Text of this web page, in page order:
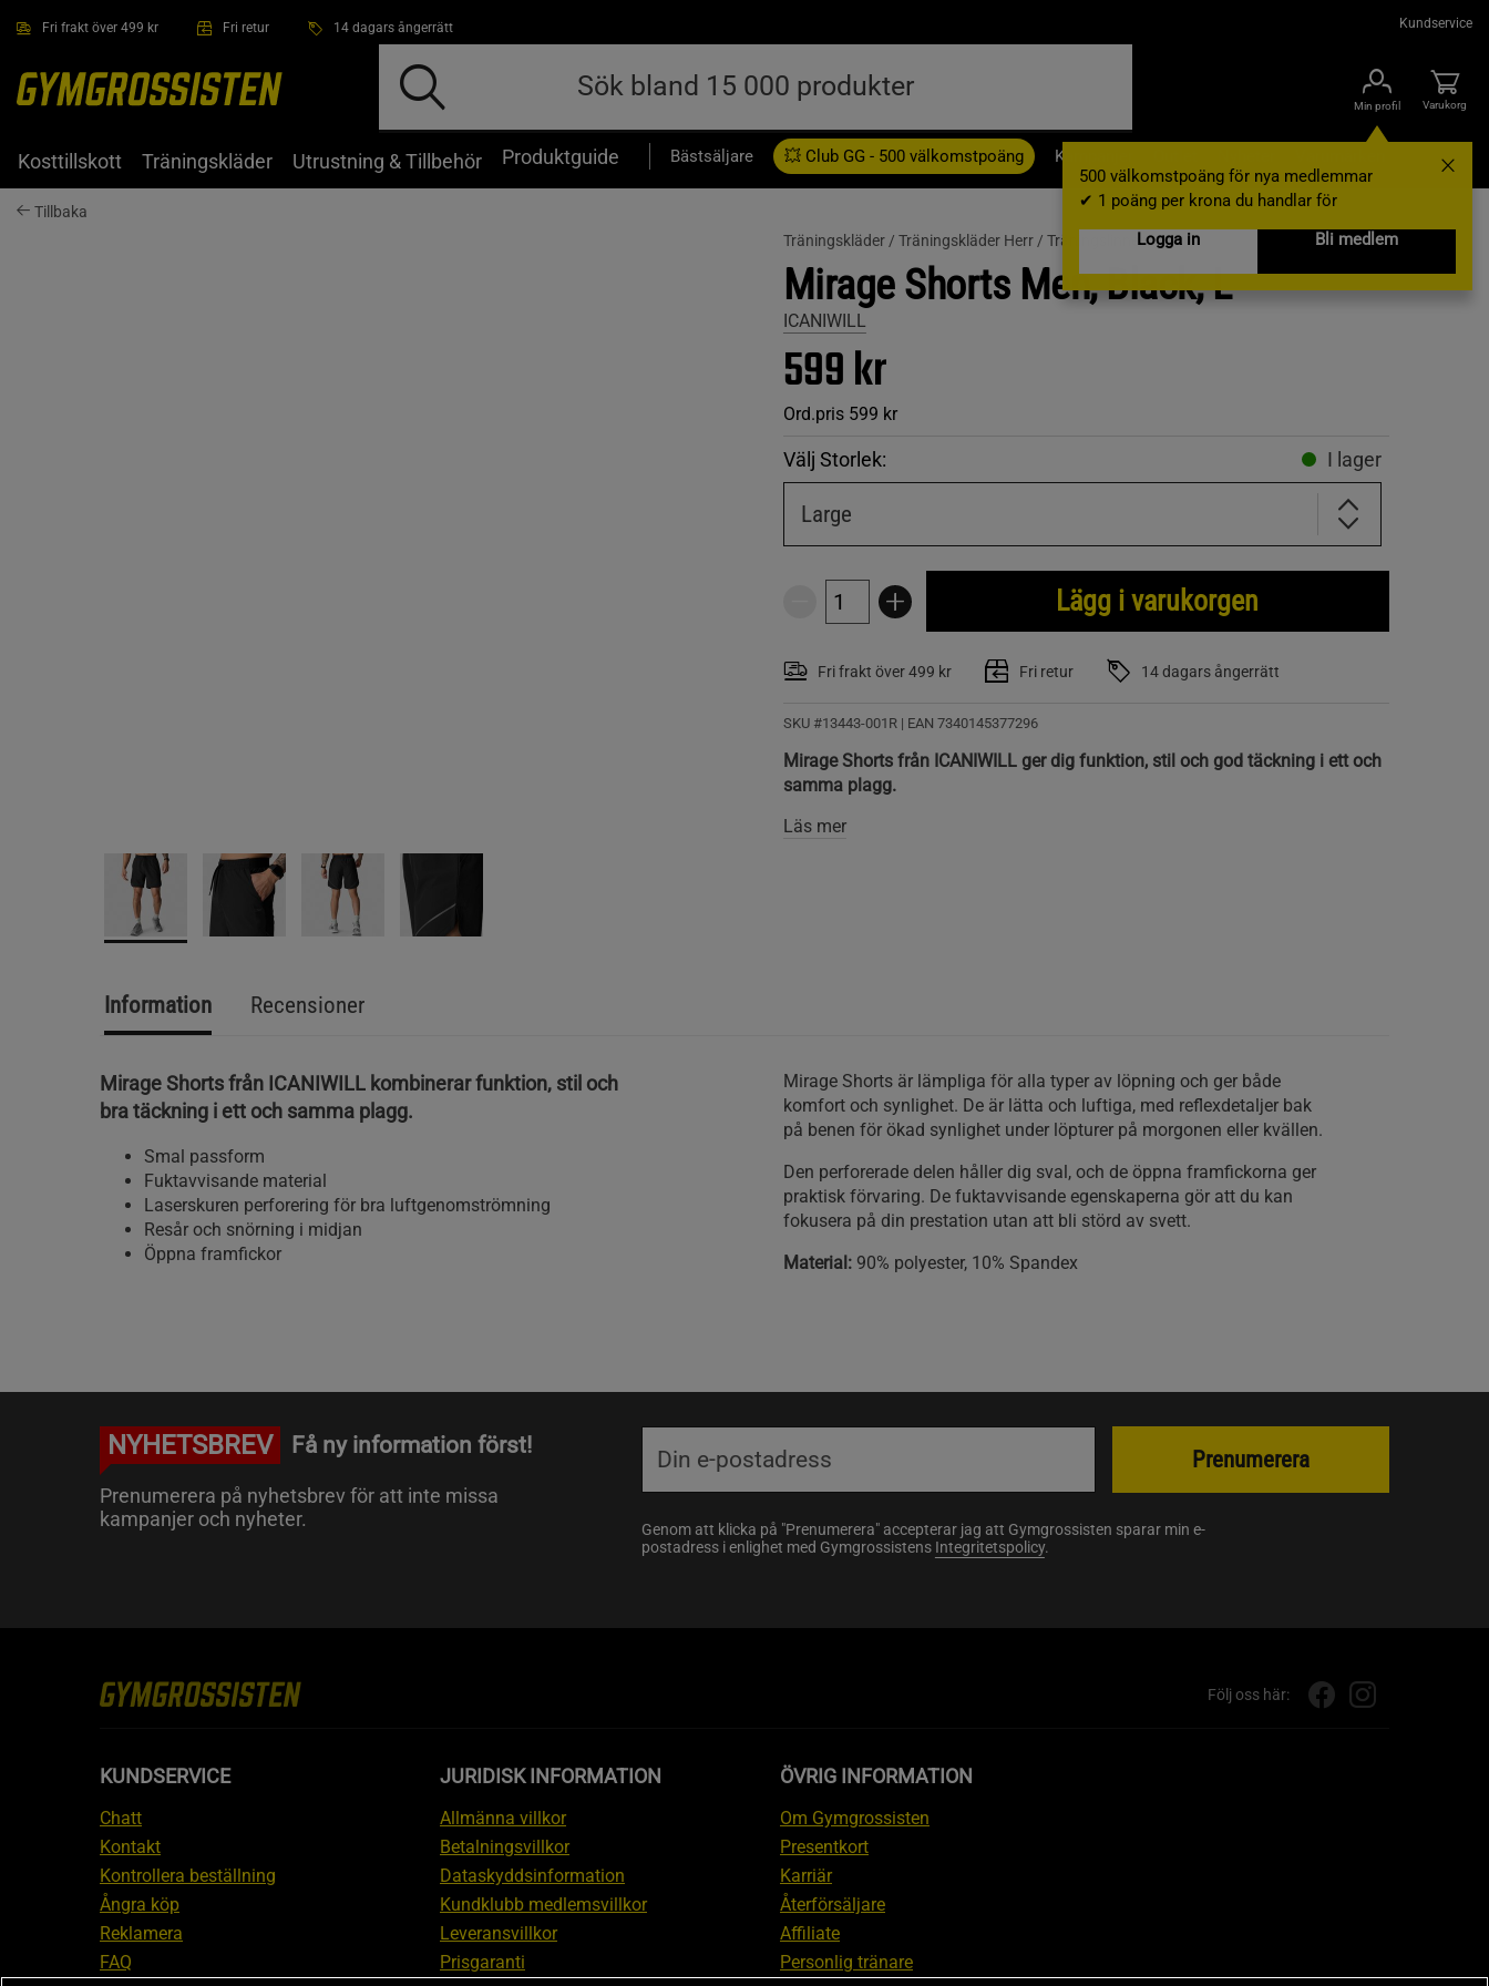
Fri frakt över 499 kr Fri retur 14 dagars ångerrätt Kundservice
Min profil
500 välkomstpoäng för nya medlemmar
✔ 1 poäng per krona du handlar för
Logga in
Bli medlem
Varukorg
Kosttillskott Träningskläder Utrustning & Tillbehör Produktguide Bästsäljare 💥 Club GG - 500 välkomstpoäng Kampanjer
Tillbaka
Träningskläder / Träningskläder Herr / Träningslinnen
Mirage Shorts Men, Black, L
ICANIWILL
599 kr
Ord.pris 599 kr
Välj Storlek: I lager
Large
Lägg i varukorgen
Fri frakt över 499 kr Fri retur 14 dagars ångerrätt
SKU #13443-001R | EAN 7340145377296
Mirage Shorts från ICANIWILL ger dig funktion, stil och god täckning i ett och
samma plagg.
Läs mer
Information Recensioner
Mirage Shorts från ICANIWILL kombinerar funktion, stil och
bra täckning i ett och samma plagg.
Smal passform
Fuktavvisande material
Laserskuren perforering för bra luftgenomströmning
Resår och snörning i midjan
Öppna framfickor
Mirage Shorts är lämpliga för alla typer av löpning och ger både
komfort och synlighet. De är lätta och luftiga, med reflexdetaljer bak
på benen för ökad synlighet under löpturer på morgonen eller kvällen.
Den perforerade delen håller dig sval, och de öppna framfickorna ger
praktisk förvaring. De fuktavvisande egenskaperna gör att du kan
fokusera på din prestation utan att bli störd av svett.
Material:90% polyester, 10% Spandex
NYHETSBREV Få ny information först!
Prenumerera på nyhetsbrev för att inte missa
kampanjer och nyheter.
Genom att klicka på "Prenumerera" accepterar jag att Gymgrossisten sparar min e-
postadress i enlighet med Gymgrossistens Integritetspolicy.
Prenumerera
Följ oss här:
KUNDSERVICE
Chatt
Kontakt
Kontrollera beställning
Ångra köp
Reklamera
FAQ
JURIDISK INFORMATION
Allmänna villkor
Betalningsvillkor
Dataskyddsinformation
Kundklubb medlemsvillkor
Leveransvillkor
Prisgaranti
ÖVRIG INFORMATION
Om Gymgrossisten
Presentkort
Karriär
Återförsäljare
Affiliate
Personlig tränare